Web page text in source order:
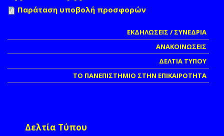
Παράταση υποβολή προσφορών
ΕΚΔΗΛΩΣΕΙΣ / ΣΥΝΕΔΡΙΑ
ΑΝΑΚΟΙΝΩΣΕΙΣ
ΔΕΛΤΙΑ ΤΥΠΟΥ
ΤΟ ΠΑΝΕΠΙΣΤΗΜΙΟ ΣΤΗΝ ΕΠΙΚΑΙΡΟΤΗΤΑ
Δελτία Τύπου